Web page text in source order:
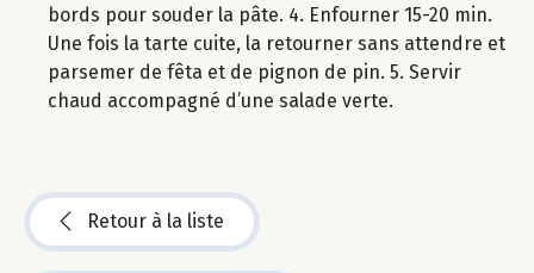
bords pour souder la pâte. 4. Enfourner 15-20 min.
Une fois la tarte cuite, la retourner sans attendre et
parsemer de fêta et de pignon de pin. 5. Servir
chaud accompagné d’une salade verte.
Retour à la liste